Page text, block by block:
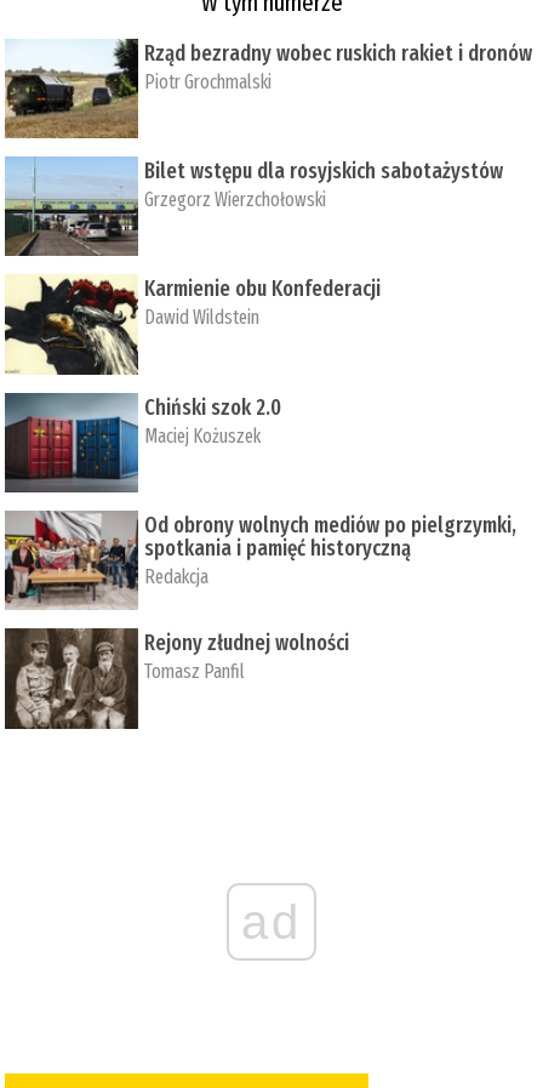
Rząd bezradny wobec ruskich rakiet i dronów
Piotr Grochmalski
Bilet wstępu dla rosyjskich sabotażystów
Grzegorz Wierzchołowski
Karmienie obu Konfederacji
Dawid Wildstein
Chiński szok 2.0
Maciej Kożuszek
Od obrony wolnych mediów po pielgrzymki,
spotkania i pamięć historyczną
Redakcja
Rejony złudnej wolności
Tomasz Panfil
ad